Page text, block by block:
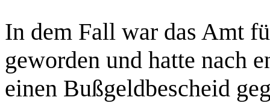
In dem Fall war das Amt
geworden und hatte nach
einen Bußgeldbescheid